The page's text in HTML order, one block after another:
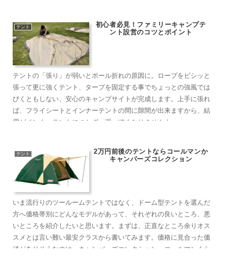
テント
初心者必見！ファミリーキャンプテ
ント設営のコツとポイント
テントの「張り」が弱いとポール折れの原因に。ロープをビシッと
張って更に強くテント、タープを固定する事でちょっとの強風では
びくともしない、安心のキャンプサイトが完成します。上手に張れ
ば、フライシートとインナーテントの間に隙間が出来ますから、結
露がインナーテントにつかず、湿っぽくなりませんよ。
テント
2万円前後のテントならコールマンか
キャンパーズコレクション
いま流行りのツールームテントではなく、ドーム型テントを選んだ
方へ価格帯別にどんなモデルがあって、それぞれの良いところ、悪
いところを紹介したいと思います。まずは、正直なところ余りオス
スメとは言い難い最安クラスから書いてみます。価格に見合った価
値がありそうなのは、キャンパーズコレクション、コールマンくら